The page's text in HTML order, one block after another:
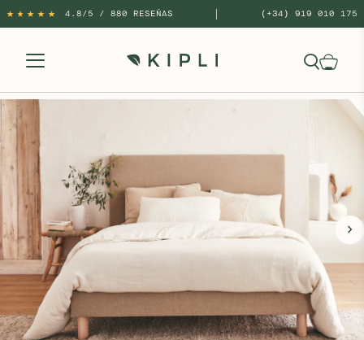
4.8/5 / 880 RESEÑAS (+34) 919 010 175